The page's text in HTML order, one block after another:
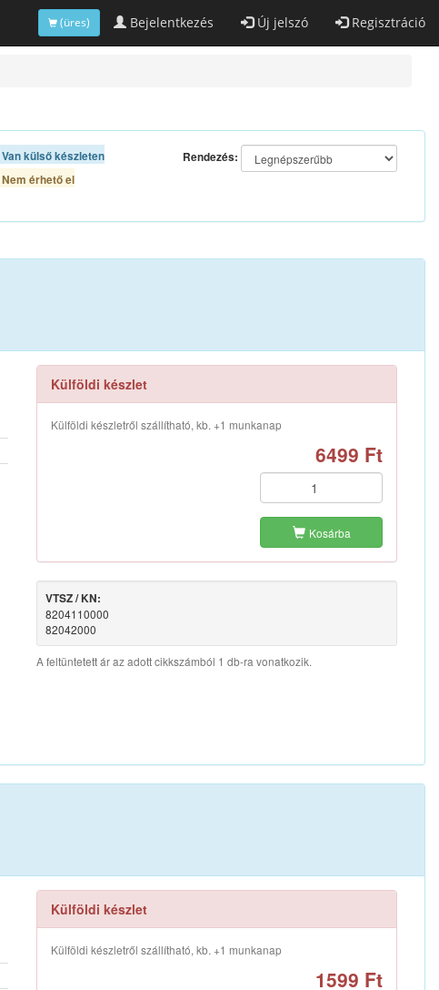
Bejelentkezés Új jelszó Regisztráció
(üres)
Van külső készleten
Nem érhető el
Rendezés:
Külföldi készlet
Külföldi készletről szállítható, kb. +1 munkanap
6499 Ft
Kosárba
VTSZ / KN:
8204110000
82042000
A feltüntetett ár az adott cikkszámból 1 db-ra vonatkozik.
Külföldi készlet
Külföldi készletről szállítható, kb. +1 munkanap
1599 Ft